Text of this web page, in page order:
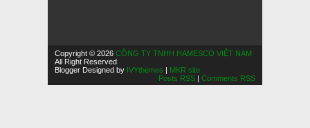
Copyright © 2026 CÔNG TY TNHH HAMESCO VIỆT NAM
All Right Reserved
Blogger Designed by IVYthemes | MKR site
Posts RSS | Comments RSS